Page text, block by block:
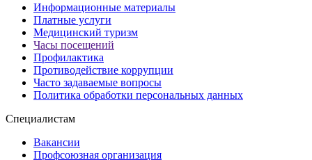
Информационные материалы
Платные услуги
Медицинский туризм
Часы посещений
Профилактика
Противодействие коррупции
Часто задаваемые вопросы
Политика обработки персональных данных
Специалистам
Вакансии
Профсоюзная организация